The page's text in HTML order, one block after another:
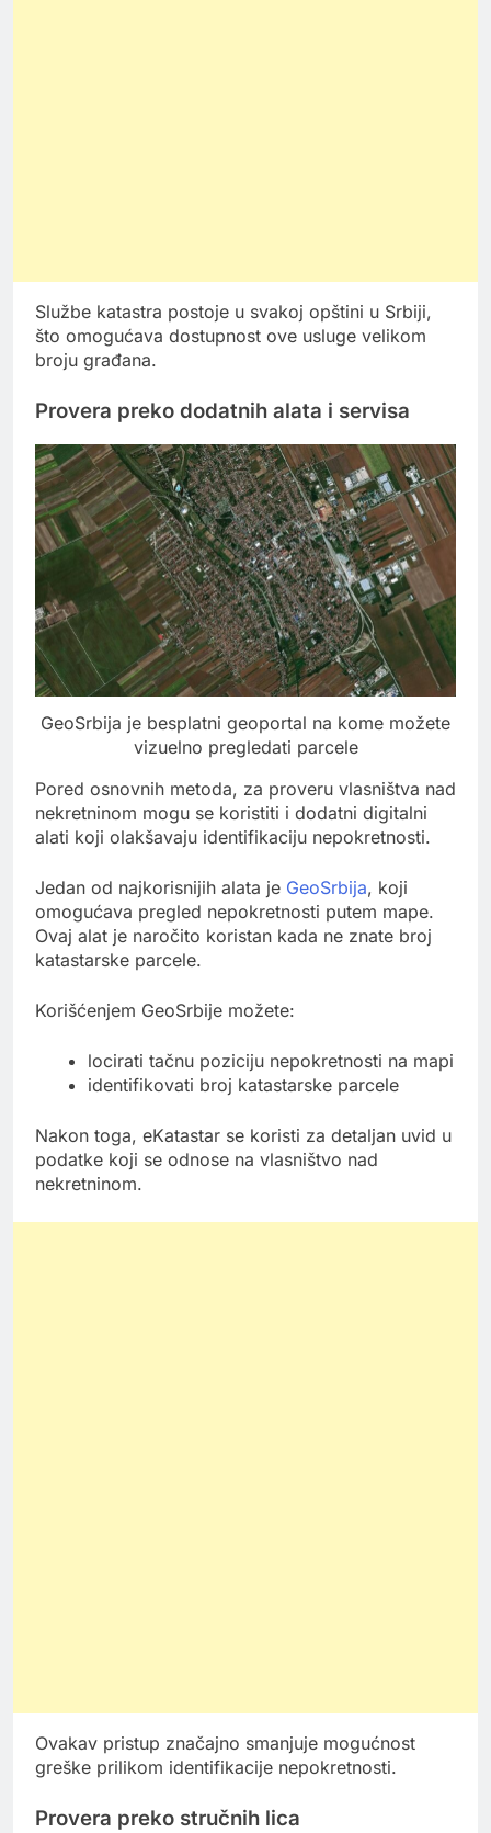
Službe katastra postoje u svakoj opštini u Srbiji,
što omogućava dostupnost ove usluge velikom
broju građana.
Provera preko dodatnih alata i servisa
GeoSrbija je besplatni geoportal na kome možete
vizuelno pregledati parcele
Pored osnovnih metoda, za proveru vlasništva nad
nekretninom mogu se koristiti i dodatni digitalni
alati koji olakšavaju identifikaciju nepokretnosti.
Jedan od najkorisnijih alata je GeoSrbija, koji
omogućava pregled nepokretnosti putem mape.
Ovaj alat je naročito koristan kada ne znate broj
katastarske parcele.
Korišćenjem GeoSrbije možete:
locirati tačnu poziciju nepokretnosti na mapi
identifikovati broj katastarske parcele
Nakon toga, eKatastar se koristi za detaljan uvid u
podatke koji se odnose na vlasništvo nad
nekretninom.
Ovakav pristup značajno smanjuje mogućnost
greške prilikom identifikacije nepokretnosti.
Provera preko stručnih lica